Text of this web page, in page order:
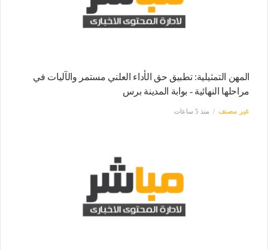
المهن التمثيلية: تطبيق حق الأداء العلني مستمر والآليات في
مراحلها النهائية - بوابة المدينة برس
غير مصنف منذ 5 ساعات